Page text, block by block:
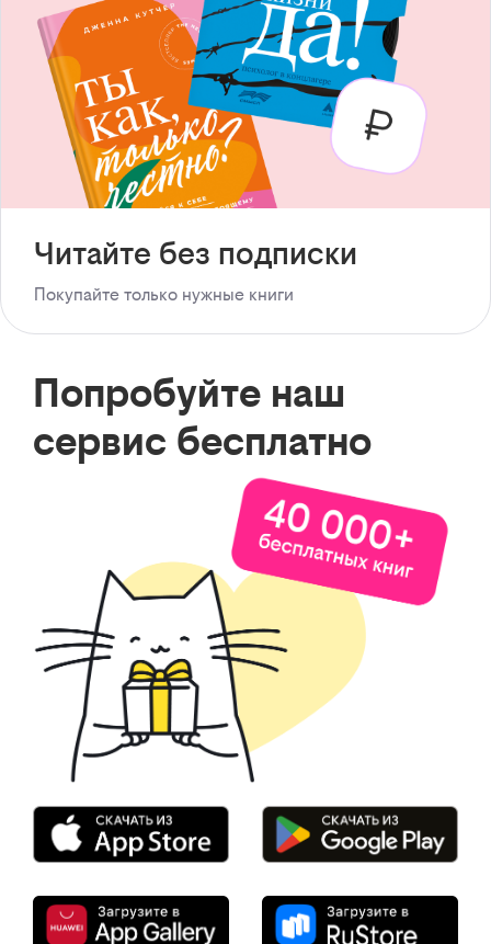
Читайте без подписки
Покупайте только нужные книги
Попробуйте наш
сервис бесплатно